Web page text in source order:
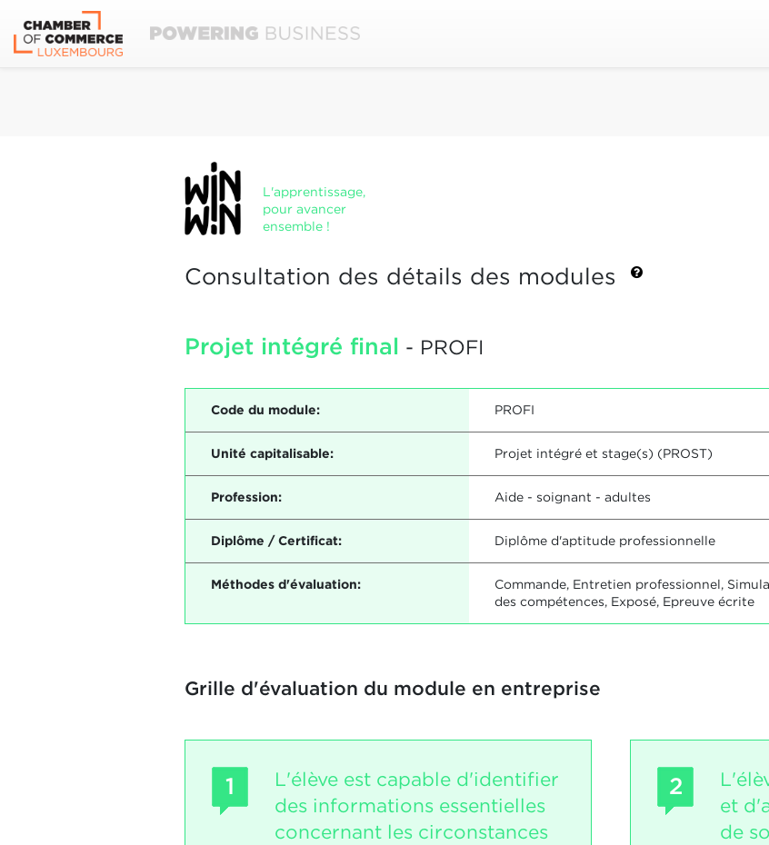
L'apprentissage,
pour avancer
ensemble !
Consultation des détails des modules
Projet intégré final - PROFI
Code du module: PROFI
Unité capitalisable: Projet intégré et stage(s) (PROST)
Profession: Aide - soignant - adultes
Diplôme / Certificat: Diplôme d'aptitude professionnelle
Méthodes d'évaluation:
Commande, Entretien professionnel,
des compétences, Exposé, Epreuve écrite
Grille d'évaluation du module en entreprise
1
L'élève est capable d'identifier
des informations essentielles
concernant les circonstances
2
et
de